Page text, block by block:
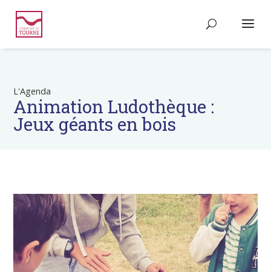
L'Agenda
Animation Ludothèque :
Jeux géants en bois